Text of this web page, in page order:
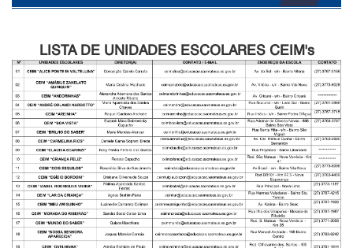
LISTA DE UNIDADES ESCOLARES CEIM's